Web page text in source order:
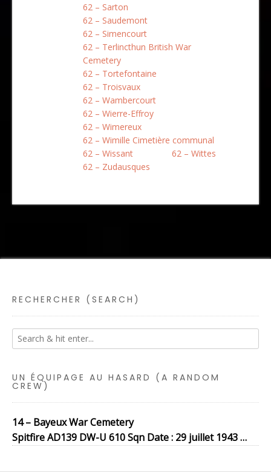
62 – Sarton
62 – Saudemont
62 – Simencourt
62 – Terlincthun British War
Cemetery
62 – Tortefontaine
62 – Troisvaux
62 – Wambercourt
62 – Wierre-Effroy
62 – Wimereux
62 – Wimille Cimetière communal
62 – Wissant
62 – Wittes
62 – Zudausques
RECHERCHER (SEARCH)
UN ÉQUIPAGE AU HASARD (A RANDOM
CREW)
14 – Bayeux War Cemetery
Spitfire AD139 DW-U 610 Sqn Date : 29 juillet 1943 …